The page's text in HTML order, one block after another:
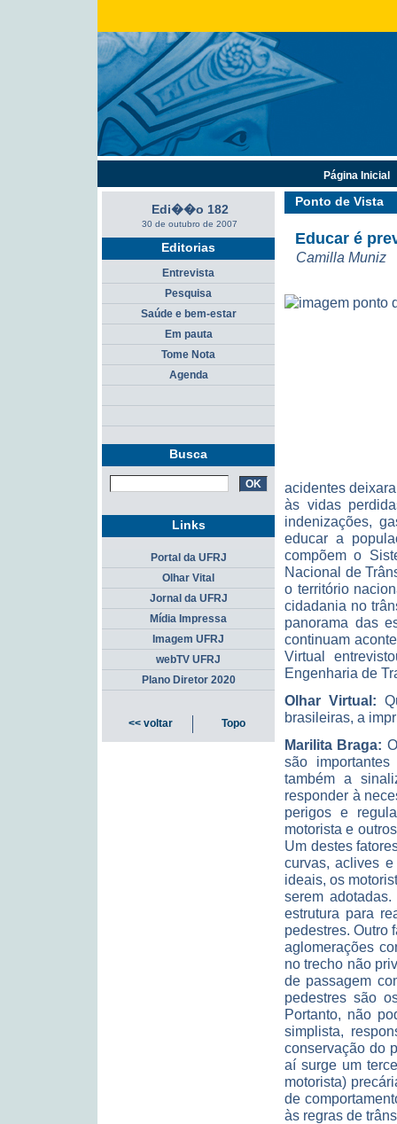
Ponto de Vista
Educar é
Camilla Muniz
acidentes
às vidas
indenizações,
educar a
compõem o
Nacional de
o território
cidadania no
panorama das
continuam
Virtual
Engenharia de
Olhar Virtual:
brasileiras, a
Marilita Braga:
são
também a
responder à
perigos e
motorista e
Um destes
curvas, aclives
ideais, os
serem
estrutura para
pedestres. Outro
aglomerações
no trecho não
de passagem
pedestres são
Portanto, não
simplista,
conservação do
aí surge um
motorista)
de
às regras de
Edi��o 182
30 de outubro de 2007
Editorias
Entrevista
Pesquisa
Saúde e bem-estar
Em pauta
Tome Nota
Agenda
Busca
Página Inicial
Links
Portal da UFRJ
Olhar Vital
Jornal da UFRJ
Mídia Impressa
Imagem UFRJ
webTV UFRJ
Plano Diretor 2020
<< voltar Topo